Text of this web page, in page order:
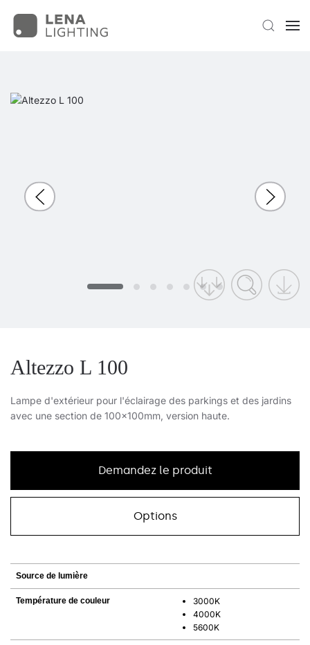
Altezzo L 100
Lampe d'extérieur pour l'éclairage des parkings et des jardins
avec une section de 100x100mm, version haute.
Demandez le produit
Options
Source de lumière
Température de couleur
3000K
4000K
5600K